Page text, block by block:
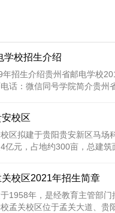
学校招生介绍
招生介绍贵州省邮电学校
话：微信同号学院简介贵州
校区
区拟建于贵阳贵安新区马场
亿元，占地约300亩，总建筑
校区2021年招生简章
1958年，是经教育主管部
孟关校区位于孟关大道、贵